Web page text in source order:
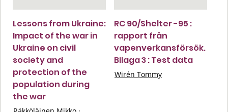
Lessons from Ukraine:
Impact of the war in
Ukraine on civil
society and
protection of the
population during
the war
RC 90/Shelter -95 :
rapport från
vapenverkansförsök.
Bilaga 3 : Test data
Wirén Tommy